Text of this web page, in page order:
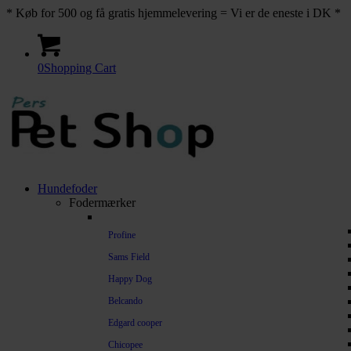
* Køb for 500 og få gratis hjemmelevering = Vi er de eneste i DK *
0Shopping Cart
Hundefoder
Fodermærker
Profine
Sams Field
Happy Dog
Belcando
Edgard cooper
Chicopee